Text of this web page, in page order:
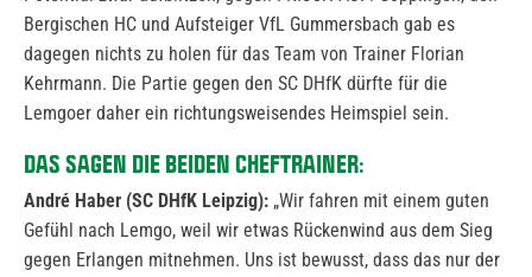
Bergischen HC und Aufsteiger VfL Gummersbach gab es
dagegen nichts zu holen für das Team von Trainer Florian
Kehrmann. Die Partie gegen den SC DHfK dürfte für die
Lemgoer daher ein richtungsweisendes Heimspiel sein.
DAS SAGEN DIE BEIDEN CHEFTRAINER:
André Haber (SC DHfK Leipzig): „Wir fahren mit einem guten
Gefühl nach Lemgo, weil wir etwas Rückenwind aus dem Sieg
gegen Erlangen mitnehmen. Uns ist bewusst, dass das nur der